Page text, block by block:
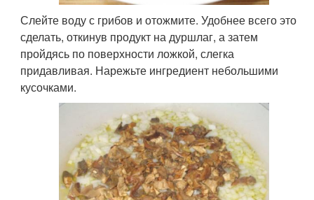
Слейте воду с грибов и отожмите. Удобнее всего это
сделать, откинув продукт на дуршлаг, а затем
пройдясь по поверхности ложкой, слегка
придавливая. Нарежьте ингредиент небольшими
кусочками.